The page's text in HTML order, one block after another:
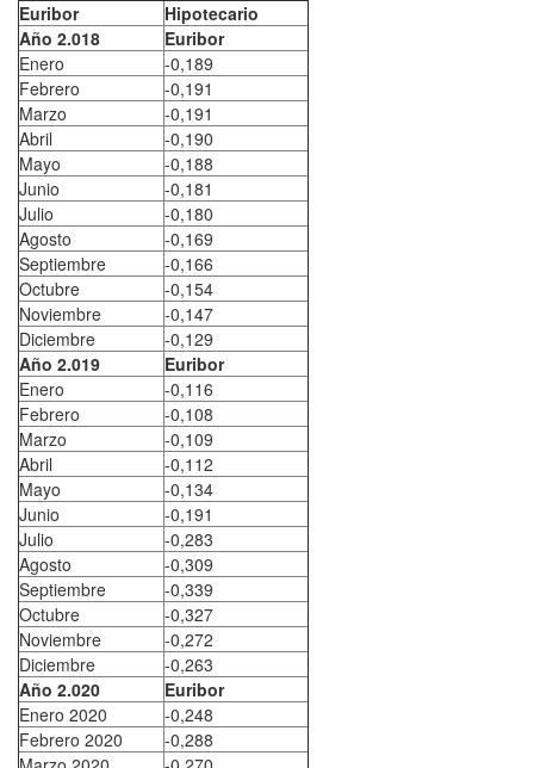
Euribor
Hipotecario
Año 2.018
Euribor
Enero
-0,189
Febrero
-0,191
Marzo
-0,191
Abril
-0,190
Mayo
-0,188
Junio
-0,181
Julio
-0,180
Agosto
-0,169
Septiembre
-0,166
Octubre
-0,154
Noviembre
-0,147
Diciembre
-0,129
Año 2.019
Euribor
Enero
-0,116
Febrero
-0,108
Marzo
-0,109
Abril
-0,112
Mayo
-0,134
Junio
-0,191
Julio
-0,283
Agosto
-0,309
Septiembre
-0,339
Octubre
-0,327
Noviembre
-0,272
Diciembre
-0,263
Año 2.020
Euribor
Enero 2020
-0,248
Febrero 2020
-0,288